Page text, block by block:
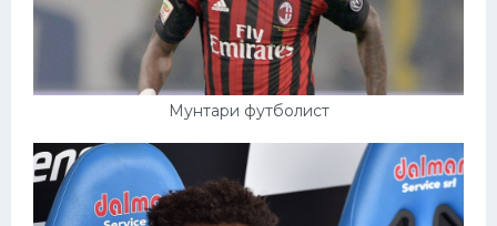
Мунтари футболист